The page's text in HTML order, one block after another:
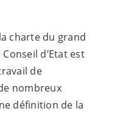
charte du grand
d’Etat est
de
nombreux
définition de la